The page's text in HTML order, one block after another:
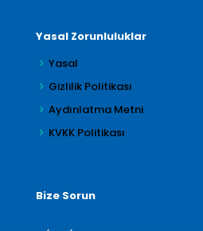
Yasal Zorunluluklar
Yasal
Gizlilik Politikası
Aydınlatma Metni
KVKK Politikası
Bize Sorun